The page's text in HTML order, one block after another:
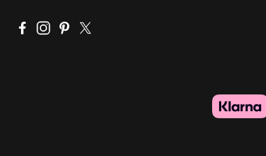
Besuche uns auf Facebook – öffnet in neuem
Schau auf Instagram vorbei – öffnet in
Lass dich auf Pinterest inspirieren –
Folge uns auf X – öffnet in neuem